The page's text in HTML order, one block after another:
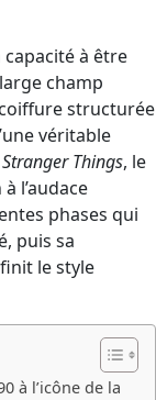
à être
champ
structurée
véritable
Stranger Things, le
l’audace
phases qui
puis sa
le style
à l’icône de la